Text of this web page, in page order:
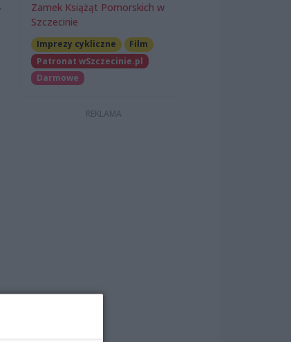
Zamek Książąt Pomorskich w
Szczecinie
Imprezy cykliczne
Film
Patronat wSzczecinie.pl
Darmowe